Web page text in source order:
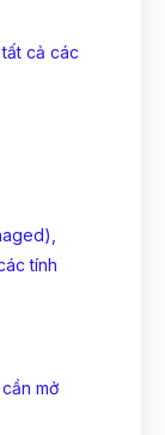
cả các
tính
mở